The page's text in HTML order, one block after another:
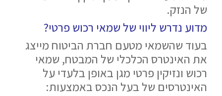
של הנזק.
מדוע נדרש ליווי שלשמאי רכוש פרטי?
בעוד שהשמאי מטעם חברת הביטוח מייצג
את האינטרס הכלכלי של המבטח, שמאי
רכוש ונזיקין פרטי מגן באופן בלעדי על
האינטרסים של בעל הנכס באמצעות: